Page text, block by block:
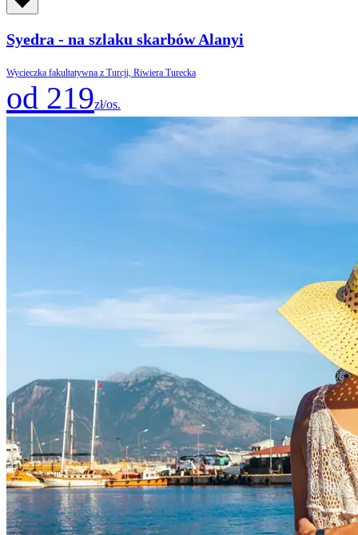
Syedra - na szlaku skarbów Alanyi
Wycieczka fakultatywna z Turcji, Riwiera Turecka
od 219zł/os.